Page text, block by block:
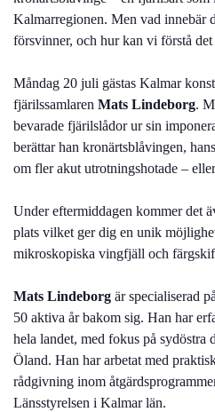
Kalmarregionen. Men vad innebär
försvinner, och hur kan vi förstå
Måndag 20 juli gästas Kalmar
fjärilssamlaren Mats Lindeborg.
bevarade fjärilslådor ur sin
berättar han kronärtsblåvingen,
om fler akut utrotningshotade –
Under eftermiddagen kommer det
plats vilket ger dig en unik
mikroskopiska vingfjäll och
Mats Lindeborg är specialiserad
50 aktiva år bakom sig. Han har
hela landet, med fokus på sydöstra
Öland. Han har arbetat med
rådgivning inom
Länsstyrelsen i Kalmar län.